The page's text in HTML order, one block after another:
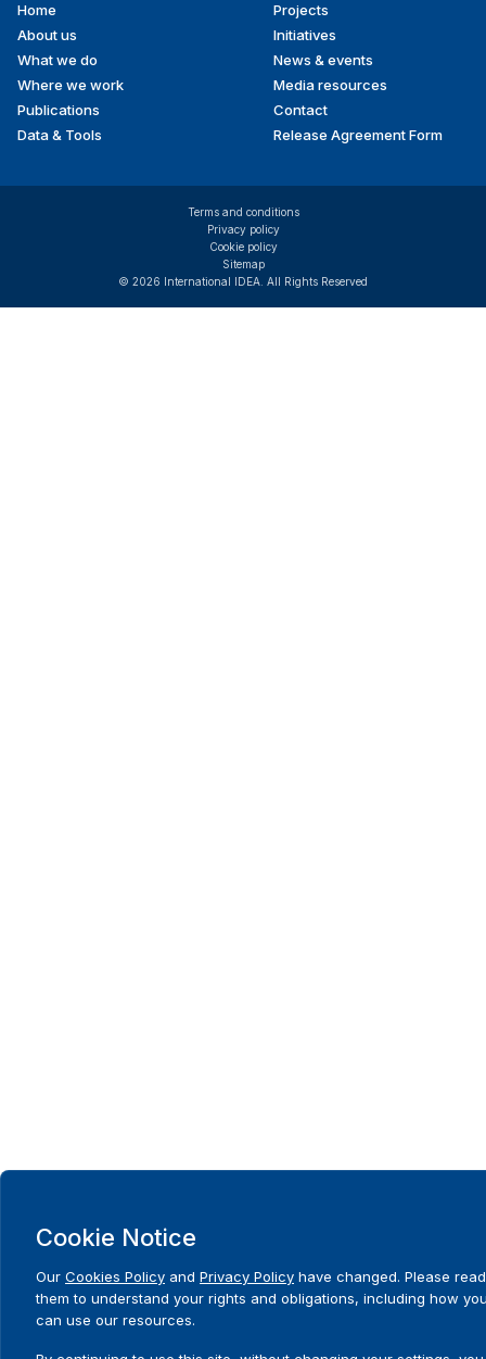
Footer
menu
Home
About us
What we do
Where we work
Publications
Data & Tools
Projects
Initiatives
News & events
Media resources
Contact
Release Agreement Form
© 2026 International IDEA. All Rights Reserved
Terms and conditions
Privacy policy
Cookie policy
Sitemap
Cookie Notice
Our Cookies Policy and Privacy Policy have changed. Please read
them to understand your rights and obligations, including how
can use our resources.